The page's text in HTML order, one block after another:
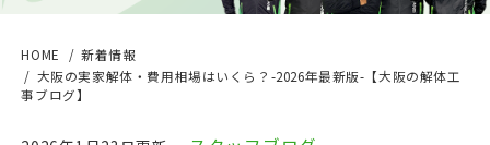
HOME
新着情報
大阪の実家解体・費用相場はいくら？-2026年最新版-【大阪の解体工
事ブログ】